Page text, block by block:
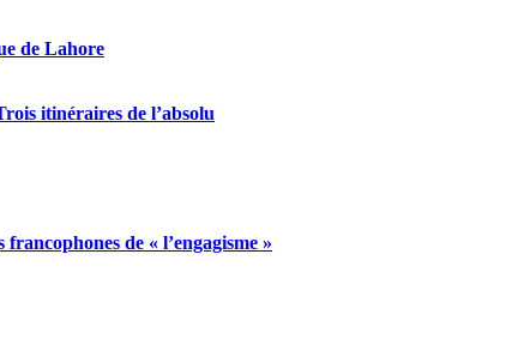
de Lahore
itinéraires de l’absolu
francophones de « l’engagisme »